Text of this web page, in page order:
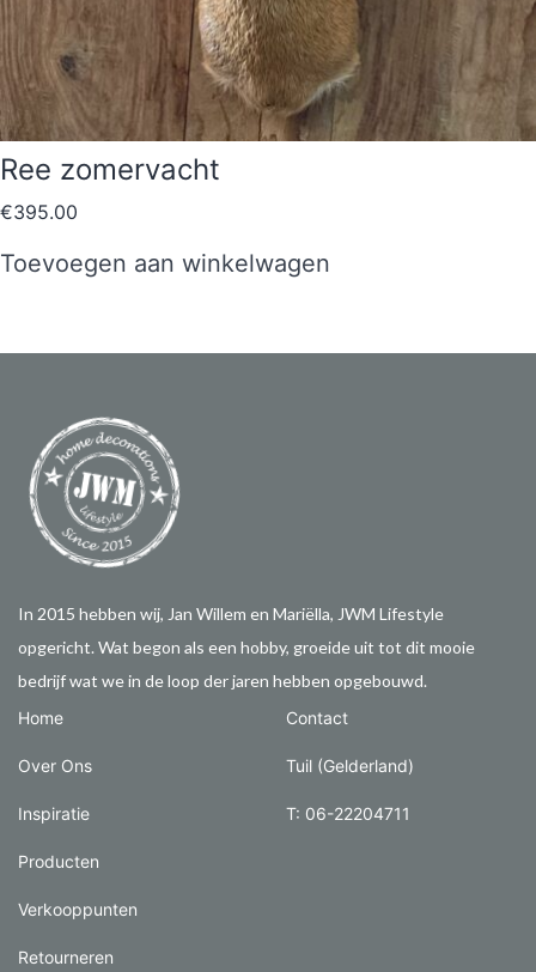
Ree zomervacht
€395.00
Toevoegen aan winkelwagen
In 2015 hebben wij, Jan Willem en Mariëlla, JWM Lifestyle
opgericht. Wat begon als een hobby, groeide uit tot dit mooie
bedrijf wat we in de loop der jaren hebben opgebouwd.
Home
Over Ons
Inspiratie
Producten
Verkooppunten
Retourneren
Contact
Tuil (Gelderland)
T: 06-22204711